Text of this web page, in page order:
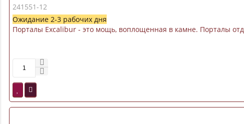
241551-12
Ожидание 2-3 рабочих дня
Порталы Excalibur - это мощь, воплощенная в камне. Порталы